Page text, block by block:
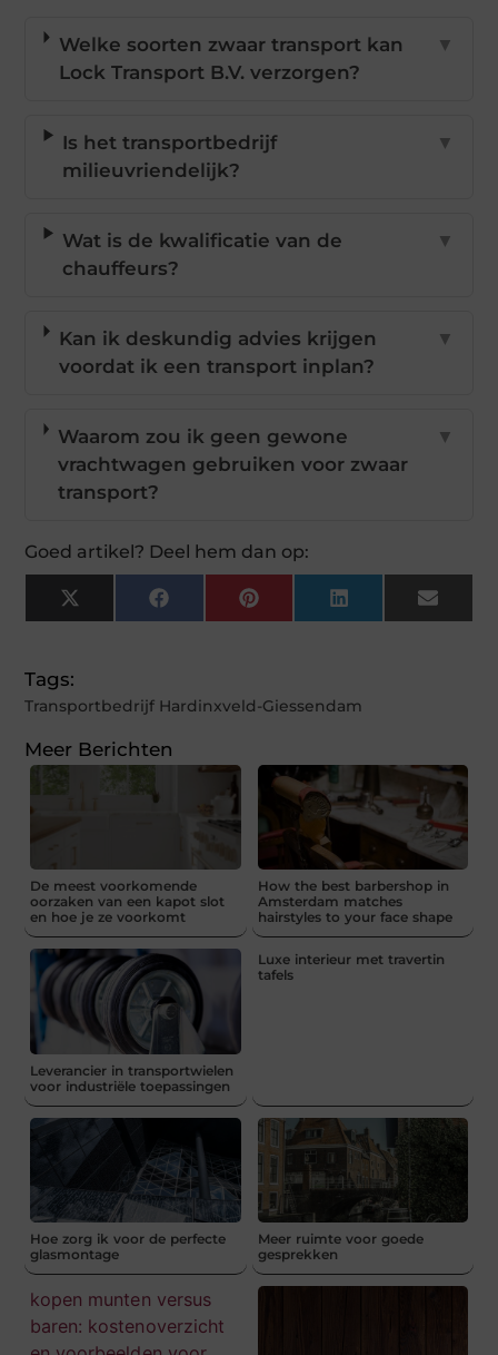
Welke soorten zwaar transport kan
Lock Transport B.V. verzorgen?
▼
Is het transportbedrijf
milieuvriendelijk?
▼
Wat is de kwalificatie van de
chauffeurs?
▼
Kan ik deskundig advies krijgen
voordat ik een transport inplan?
▼
Waarom zou ik geen gewone
vrachtwagen gebruiken voor zwaar
transport?
▼
Goed artikel? Deel hem dan op:
X
(Twitter)
FacebookPinterestLinkedInEmail
Tags:
Transportbedrijf Hardinxveld-Giessendam
Meer Berichten
De meest voorkomende
oorzaken van een kapot slot
en hoe je ze voorkomt
How the best barbershop in
Amsterdam matches
hairstyles to your face shape
Leverancier in transportwielen
voor industriële toepassingen
Luxe interieur met travertin
tafels
Hoe zorg ik voor de perfecte
glasmontage
Meer ruimte voor goede
gesprekken